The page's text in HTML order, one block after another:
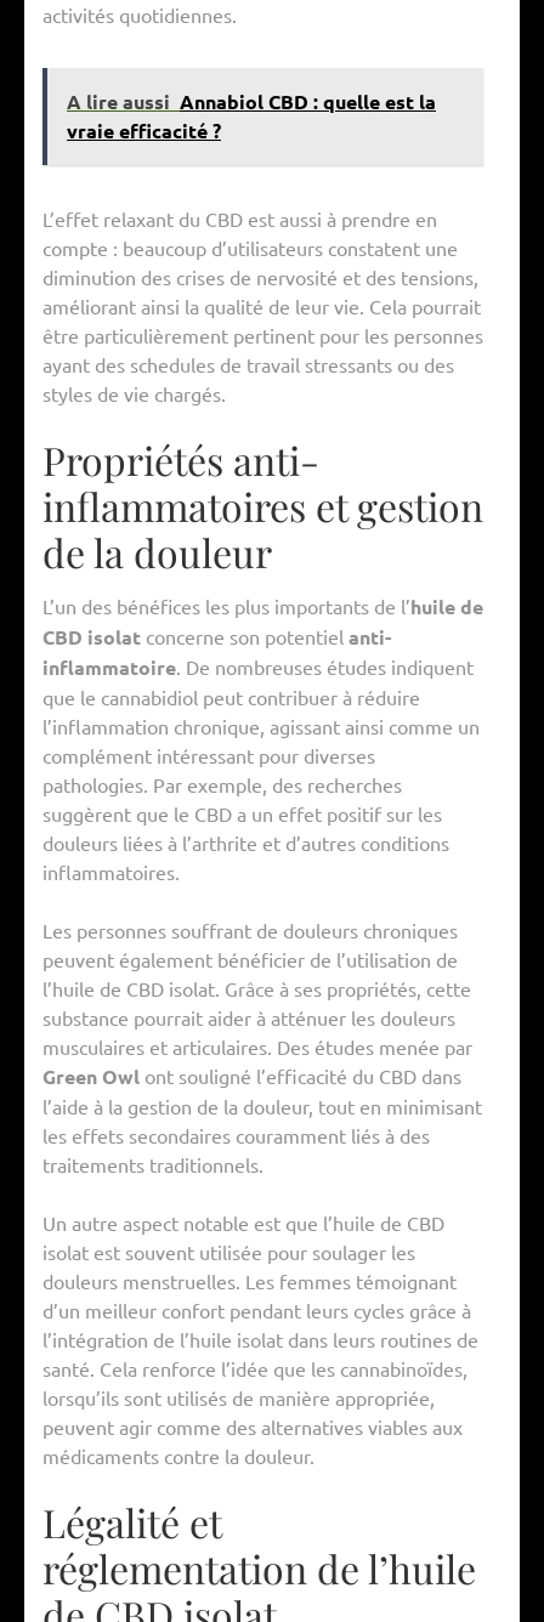
activités quotidiennes.
A lire aussi Annabiol CBD : quelle est la
vraie efficacité ?
L’effet relaxant du CBD est aussi à prendre en
compte : beaucoup d’utilisateurs constatent une
diminution des crises de nervosité et des tensions,
améliorant ainsi la qualité de leur vie. Cela pourrait
être particulièrement pertinent pour les personnes
ayant des schedules de travail stressants ou des
styles de vie chargés.
Propriétés anti-
inflammatoires et gestion
de la douleur
L’un des bénéfices les plus importants de l’huile de
CBD isolat concerne son potentiel anti-
inflammatoire . De nombreuses études indiquent
que le cannabidiol peut contribuer à réduire
l’inflammation chronique, agissant ainsi comme un
complément intéressant pour diverses
pathologies. Par exemple, des recherches
suggèrent que le CBD a un effet positif sur les
douleurs liées à l’arthrite et d’autres conditions
inflammatoires.
Les personnes souffrant de douleurs chroniques
peuvent également bénéficier de l’utilisation de
l’huile de CBD isolat. Grâce à ses propriétés, cette
substance pourrait aider à atténuer les douleurs
musculaires et articulaires. Des études menée par
Green Owl ont souligné l’efficacité du CBD dans
l’aide à la gestion de la douleur, tout en minimisant
les effets secondaires couramment liés à des
traitements traditionnels.
Un autre aspect notable est que l’huile de CBD
isolat est souvent utilisée pour soulager les
douleurs menstruelles. Les femmes témoignant
d’un meilleur confort pendant leurs cycles grâce à
l’intégration de l’huile isolat dans leurs routines de
santé. Cela renforce l’idée que les cannabinoïdes,
lorsqu’ils sont utilisés de manière appropriée,
peuvent agir comme des alternatives viables aux
médicaments contre la douleur.
Légalité et
réglementation de l’huile